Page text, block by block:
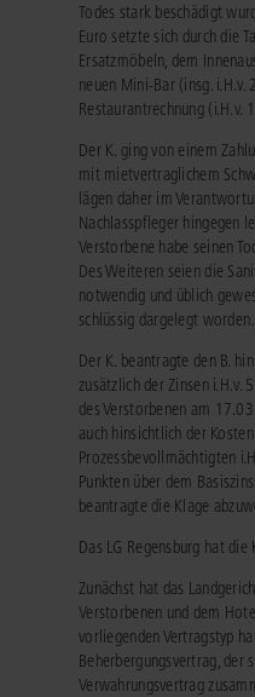
Todes stark beschädigt
Euro setzte sich durch die
Ersatzmöbeln, dem
neuen Mini-Bar (insg.
Restaurantrechnung (i.H.v.
Der K. ging von einem
mit mietvertraglichem
lägen daher im
Nachlasspfleger hingegen
Verstorbene habe seinen
Des Weiteren seien die
notwendig und üblich
schlüssig dargelegt worden.
Der K. beantragte den B.
zusätzlich der Zinsen i.H.v.
des Verstorbenen am
auch hinsichtlich der
Prozessbevollmächtigten
Punkten über dem
beantragte die Klage
Das LG Regensburg hat
Zunächst hat das
Verstorbenen und dem
vorliegenden Vertragstyp
Beherbergungsvertrag, der
Verwahrungsvertrag